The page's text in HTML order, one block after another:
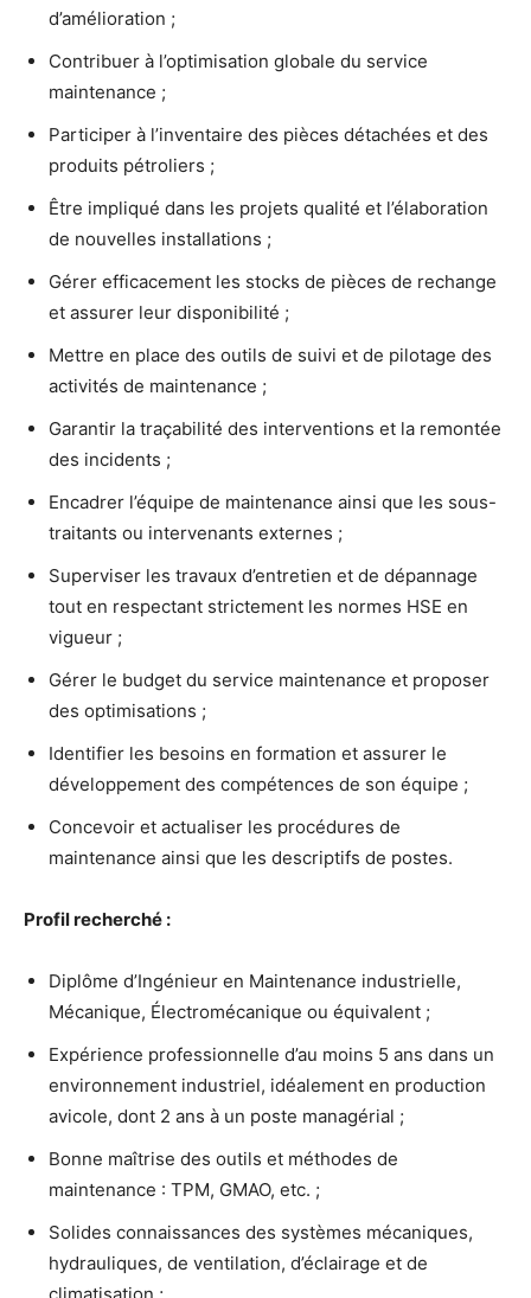
d’amélioration ;
Contribuer à l’optimisation globale du service
maintenance ;
Participer à l’inventaire des pièces détachées et des
produits pétroliers ;
Être impliqué dans les projets qualité et l’élaboration
de nouvelles installations ;
Gérer efficacement les stocks de pièces de rechange
et assurer leur disponibilité ;
Mettre en place des outils de suivi et de pilotage des
activités de maintenance ;
Garantir la traçabilité des interventions et la remontée
des incidents ;
Encadrer l’équipe de maintenance ainsi que les sous-
traitants ou intervenants externes ;
Superviser les travaux d’entretien et de dépannage
tout en respectant strictement les normes HSE en
vigueur ;
Gérer le budget du service maintenance et proposer
des optimisations ;
Identifier les besoins en formation et assurer le
développement des compétences de son équipe ;
Concevoir et actualiser les procédures de
maintenance ainsi que les descriptifs de postes.
Profil recherché :
Diplôme d’Ingénieur en Maintenance industrielle,
Mécanique, Électromécanique ou équivalent ;
Expérience professionnelle d’au moins 5 ans dans un
environnement industriel, idéalement en production
avicole, dont 2 ans à un poste managérial ;
Bonne maîtrise des outils et méthodes de
maintenance : TPM, GMAO, etc. ;
Solides connaissances des systèmes mécaniques,
hydrauliques, de ventilation, d’éclairage et de
climatisation ;